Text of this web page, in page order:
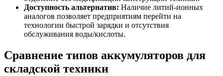
Доступность альтернатив: Наличие литий-ионных
аналогов позволяет предприятиям перейти на
технологии быстрой зарядки и отсутствия
обслуживания воды/кислоты.
Сравнение типов аккумуляторов для
складской техники